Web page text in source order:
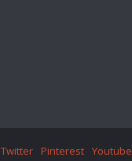
Twitter Pinterest Youtube